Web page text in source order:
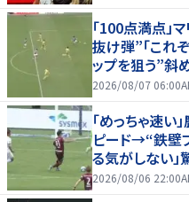
「100点満点」
抜け弾”「これ
ップを狙う”斜
2026/08/07 06:00
「めっちゃ速い
ピード→“鉄壁
る気がしない
セーブ
2026/08/06 22:00